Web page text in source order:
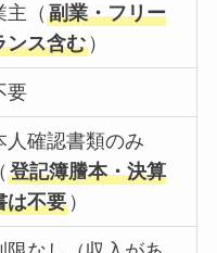
主（副業・フリー
ンス含む ）
要
人確認書類のみ
（登記簿謄本・決算
は不要 ）